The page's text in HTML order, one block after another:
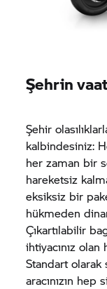
Şehrin
Şehir
kalbindesiniz:
her zaman bir
hareketsiz
eksiksiz bir
hükmeden
Çıkartılabilir
ihtiyacınız
Standart olarak
aracınızın hep